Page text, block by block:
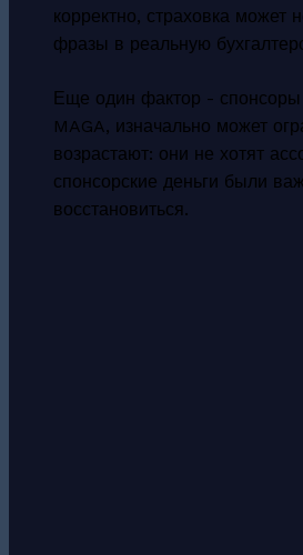
корректно, страховка может
фразы в реальную
Еще один фактор -
MAGA, изначально может
возрастают: они не хотят
спонсорские деньги были
восстановиться.